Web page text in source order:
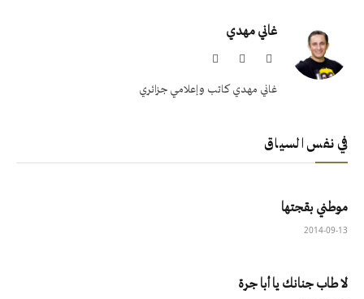
غاني مهدي
الموقع Facebook
غاني مهدي كاتب وإعلامي جزائري
في نفس السياق
موطني بقجتها
2014-09-13
لا طاب جنانك يا أبا جرة